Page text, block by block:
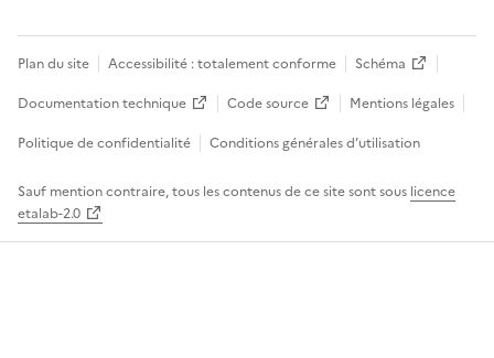
Plan du site Accessibilité : totalement conforme
Schéma
Documentation technique
Code source
Mentions légales
Politique de confidentialité
Conditions générales d’utilisation
Sauf mention contraire, tous les contenus de ce site sont sous licence
etalab-2.0